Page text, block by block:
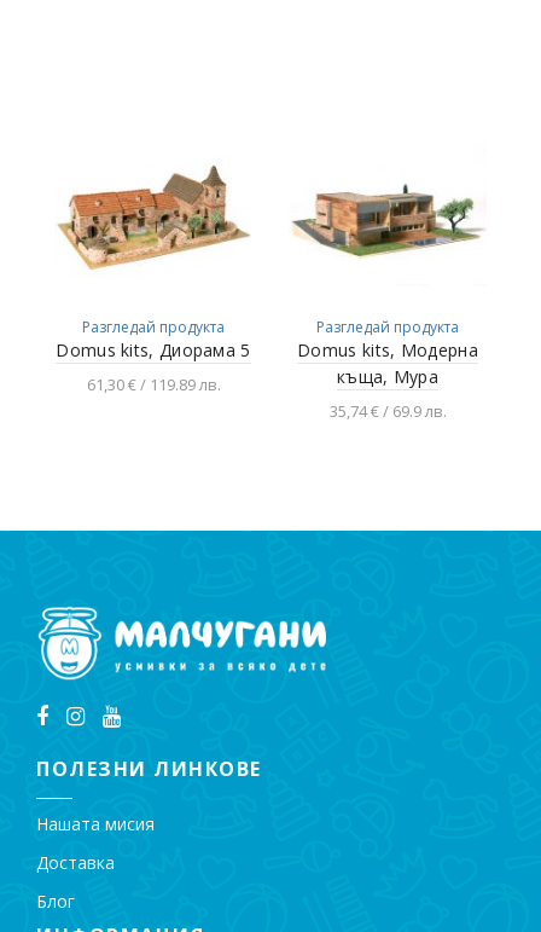
Разгледай продукта
Domus kits, Диорама 5
61,30 € / 119.89 лв.
Разгледай продукта
Domus kits, Модерна
къща, Мура
35,74 € / 69.9 лв.
ПОЛЕЗНИ ЛИНКОВЕ
Нашата мисия
Доставка
Блог